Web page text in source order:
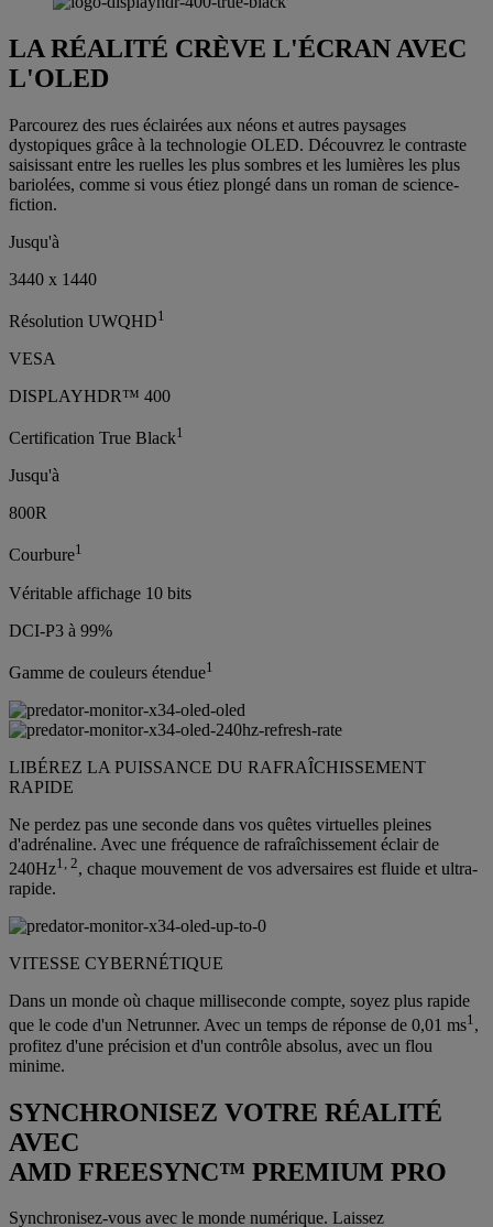
LA RÉALITÉ CRÈVE L'ÉCRAN AVEC
L'OLED
Parcourez des rues éclairées aux néons et autres paysages
dystopiques grâce à la technologie OLED. Découvrez le contraste
saisissant entre les ruelles les plus sombres et les lumières les plus
bariolées, comme si vous étiez plongé dans un roman de science-
fiction.
Jusqu'à
3440 x 1440
Résolution UWQHD1
VESA
DISPLAYHDR™ 400
Certification True Black1
Jusqu'à
800R
Courbure1
Véritable affichage 10 bits
DCI-P3 à 99%
Gamme de couleurs étendue1
LIBÉREZ LA PUISSANCE DU RAFRAÎCHISSEMENT
RAPIDE
Ne perdez pas une seconde dans vos quêtes virtuelles pleines
d'adrénaline. Avec une fréquence de rafraîchissement éclair de
240Hz1, 2, chaque mouvement de vos adversaires est fluide et ultra-
rapide.
VITESSE CYBERNÉTIQUE
Dans un monde où chaque milliseconde compte, soyez plus rapide
que le code d'un Netrunner. Avec un temps de réponse de 0,01 ms1,
profitez d'une précision et d'un contrôle absolus, avec un flou
minime.
SYNCHRONISEZ VOTRE RÉALITÉ
AVEC
AMD FREESYNC™ PREMIUM PRO
Synchronisez-vous avec le monde numérique. Laissez